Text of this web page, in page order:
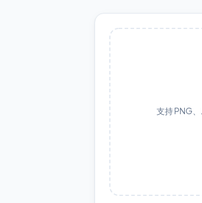
支持 PNG